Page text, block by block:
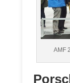
AMF